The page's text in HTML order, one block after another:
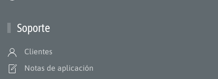
Soporte
Clientes
Notas de aplicación